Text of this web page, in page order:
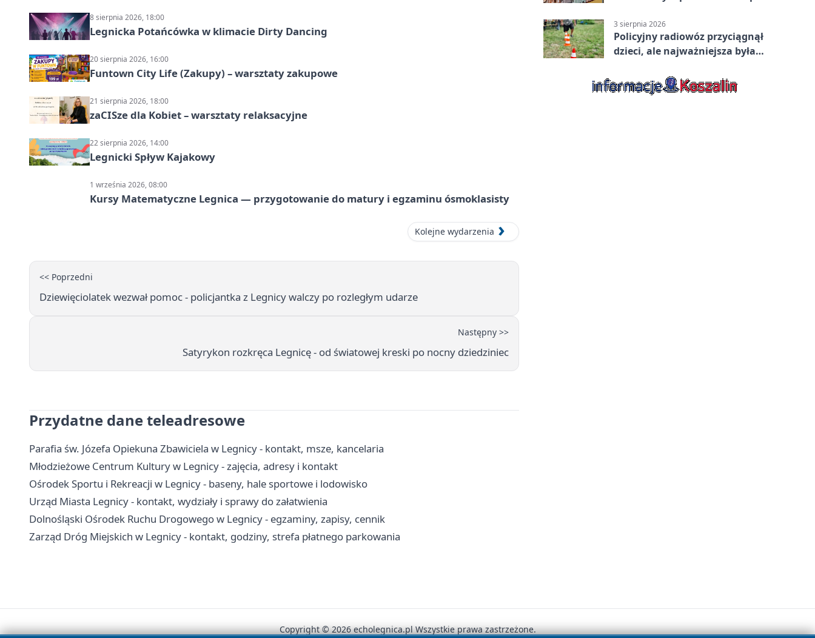
8 sierpnia 2026, 18:00
Legnicka Potańcówka w klimacie Dirty Dancing
20 sierpnia 2026, 16:00
Funtown City Life (Zakupy) – warsztaty zakupowe
21 sierpnia 2026, 18:00
zaCISze dla Kobiet – warsztaty relaksacyjne
22 sierpnia 2026, 14:00
Legnicki Spływ Kajakowy
1 września 2026, 08:00
Kursy Matematyczne Legnica — przygotowanie do matury i egzaminu ósmoklasisty
Kolejne wydarzenia
<< Poprzedni
Dziewięciolatek wezwał pomoc - policjantka z Legnicy walczy po rozległym udarze
Następny >>
Satyrykon rozkręca Legnicę - od światowej kreski po nocny dziedziniec
Przydatne dane teleadresowe
Parafia św. Józefa Opiekuna Zbawiciela w Legnicy - kontakt, msze, kancelaria
Młodzieżowe Centrum Kultury w Legnicy - zajęcia, adresy i kontakt
Ośrodek Sportu i Rekreacji w Legnicy - baseny, hale sportowe i lodowisko
Urząd Miasta Legnicy - kontakt, wydziały i sprawy do załatwienia
Dolnośląski Ośrodek Ruchu Drogowego w Legnicy - egzaminy, zapisy, cennik
Zarząd Dróg Miejskich w Legnicy - kontakt, godziny, strefa płatnego parkowania
3 sierpnia 2026
Policyjny radiowóz przyciągnął
dzieci, ale najważniejsza była
Copyright © 2026 echolegnica.pl Wszystkie prawa zastrzeżone.